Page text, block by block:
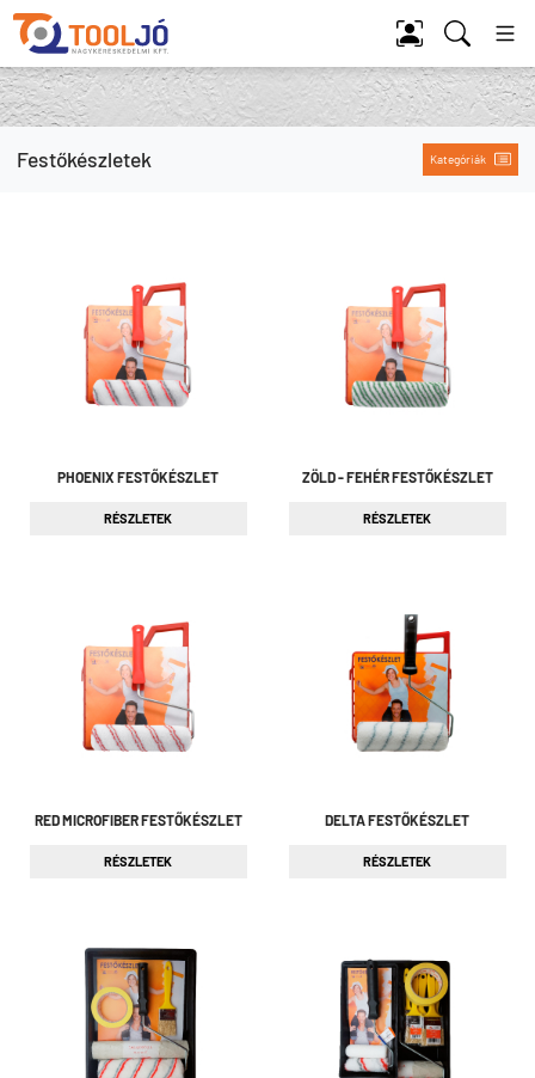
Tool Jó
Festőkészletek Kategóriák
PHOENIX FESTŐKÉSZLET
RÉSZLETEK
ZÖLD - FEHÉR FESTŐKÉSZLET
RÉSZLETEK
RED MICROFIBER FESTŐKÉSZLET
RÉSZLETEK
DELTA FESTŐKÉSZLET
RÉSZLETEK